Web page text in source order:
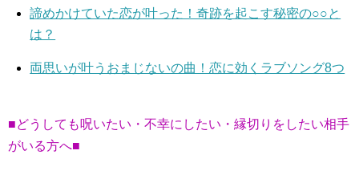
諦めかけていた恋が叶った！奇跡を起こす秘密の○○と
は？
両思いが叶うおまじないの曲！恋に効くラブソング8つ
■どうしても呪いたい・不幸にしたい・縁切りをしたい相手
がいる方へ■